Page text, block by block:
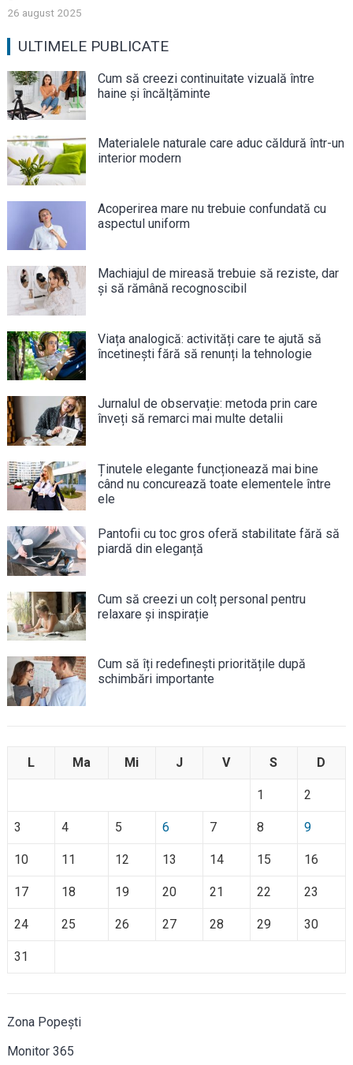
26 august 2025
ULTIMELE PUBLICATE
Cum să creezi continuitate vizuală între
haine și încălțăminte
Materialele naturale care aduc căldură într-un
interior modern
Acoperirea mare nu trebuie confundată cu
aspectul uniform
Machiajul de mireasă trebuie să reziste, dar
și să rămână recognoscibil
Viața analogică: activități care te ajută să
încetinești fără să renunți la tehnologie
Jurnalul de observație: metoda prin care
înveți să remarci mai multe detalii
Ținutele elegante funcționează mai bine
când nu concurează toate elementele între
ele
Pantofii cu toc gros oferă stabilitate fără să
piardă din eleganță
Cum să creezi un colț personal pentru
relaxare și inspirație
Cum să îți redefinești prioritățile după
schimbări importante
L Ma Mi J V S D
1 2
3 4 5 6 7 8 9
10 11 12 13 14 15 16
17 18 19 20 21 22 23
24 25 26 27 28 29 30
31
Zona Popești
Monitor 365